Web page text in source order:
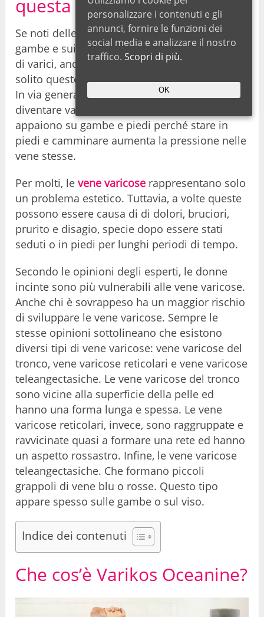
questa problematica?
Se noti delle vene ingrossate o gonfie sulle tue
gambe e sui tuoi piedi, probabilmente si tratta
di varici, anche note come vene varicose. Di
solito queste vene appaiono blu o viola scuro.
In via generale, qualsiasi vena superficiale può
diventare varicosa ma queste solitamente
appaiono su gambe e piedi perché stare in
piedi e camminare aumenta la pressione nelle
vene stesse.
Per molti, levene varicose rappresentano solo
un problema estetico. Tuttavia, a volte queste
possono essere causa di di dolori, bruciori,
prurito e disagio, specie dopo essere stati
seduti o in piedi per lunghi periodi di tempo.
Secondo le opinioni degli esperti, le donne
incinte sono più vulnerabili alle vene varicose.
Anche chi è sovrappeso ha un maggior rischio
di sviluppare le vene varicose. Sempre le
stesse opinioni sottolineano che esistono
diversi tipi di vene varicose: vene varicose del
tronco, vene varicose reticolari e vene varicose
teleangectasiche. Le vene varicose del tronco
sono vicine alla superficie della pelle ed
hanno una forma lunga e spessa. Le vene
varicose reticolari, invece, sono raggruppate e
ravvicinate quasi a formare una rete ed hanno
un aspetto rossastro. Infine, le vene varicose
teleangectasiche. Che formano piccoli
grappoli di vene blu o rosse. Questo tipo
appare spesso sulle gambe o sul viso.
Indice dei contenuti
Che cos’è Varikos Oceanine?
personalizzare i contenuti e gli
annunci, fornire le funzioni dei
social media e analizzare il nostro
traffico. Scopri di più.
OK